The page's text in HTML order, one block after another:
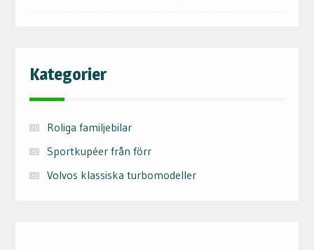
Kategorier
Roliga familjebilar
Sportkupéer från förr
Volvos klassiska turbomodeller